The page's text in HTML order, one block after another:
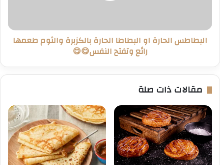
رائع
وتفتح
البطاطس الحارة او البطاطا الحارة بالكزبرة والثوم طعمها
رائع وتفتح النفس😋😋
مقالات ذات صلة